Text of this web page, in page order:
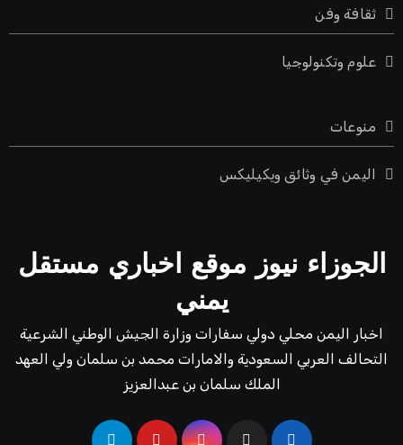
ثقافة وفن
علوم وتكنولوجيا
منوعات
اليمن في وثائق ويكيليكس
الجوزاء نيوز موقع اخباري مستقل
يمني
اخبار اليمن محلي دولي سفارات وزارة الجيش الوطني الشرعية
التحالف العربي السعودية والامارات محمد بن سلمان ولي العهد
الملك سلمان بن عبدالعزيز